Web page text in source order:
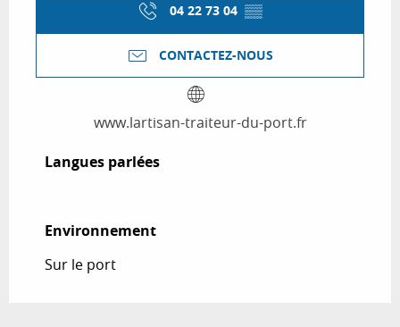
04 22 73 04 ▒▒
CONTACTEZ-NOUS
www.lartisan-traiteur-du-port.fr
Langues parlées
Langues parlées
Environnement
Environnement
Sur le port